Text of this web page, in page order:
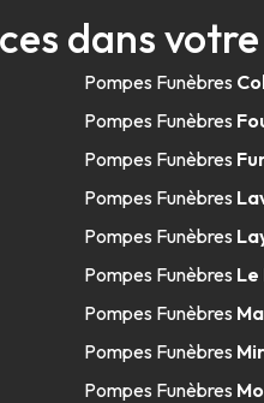
dans
Pompes Funèbres
Pompes Funèbres
Pompes Funèbres
Pompes Funèbres
Pompes Funèbres
Pompes Funèbres Le
Pompes Funèbres
Pompes Funèbres
Pompes Funèbres